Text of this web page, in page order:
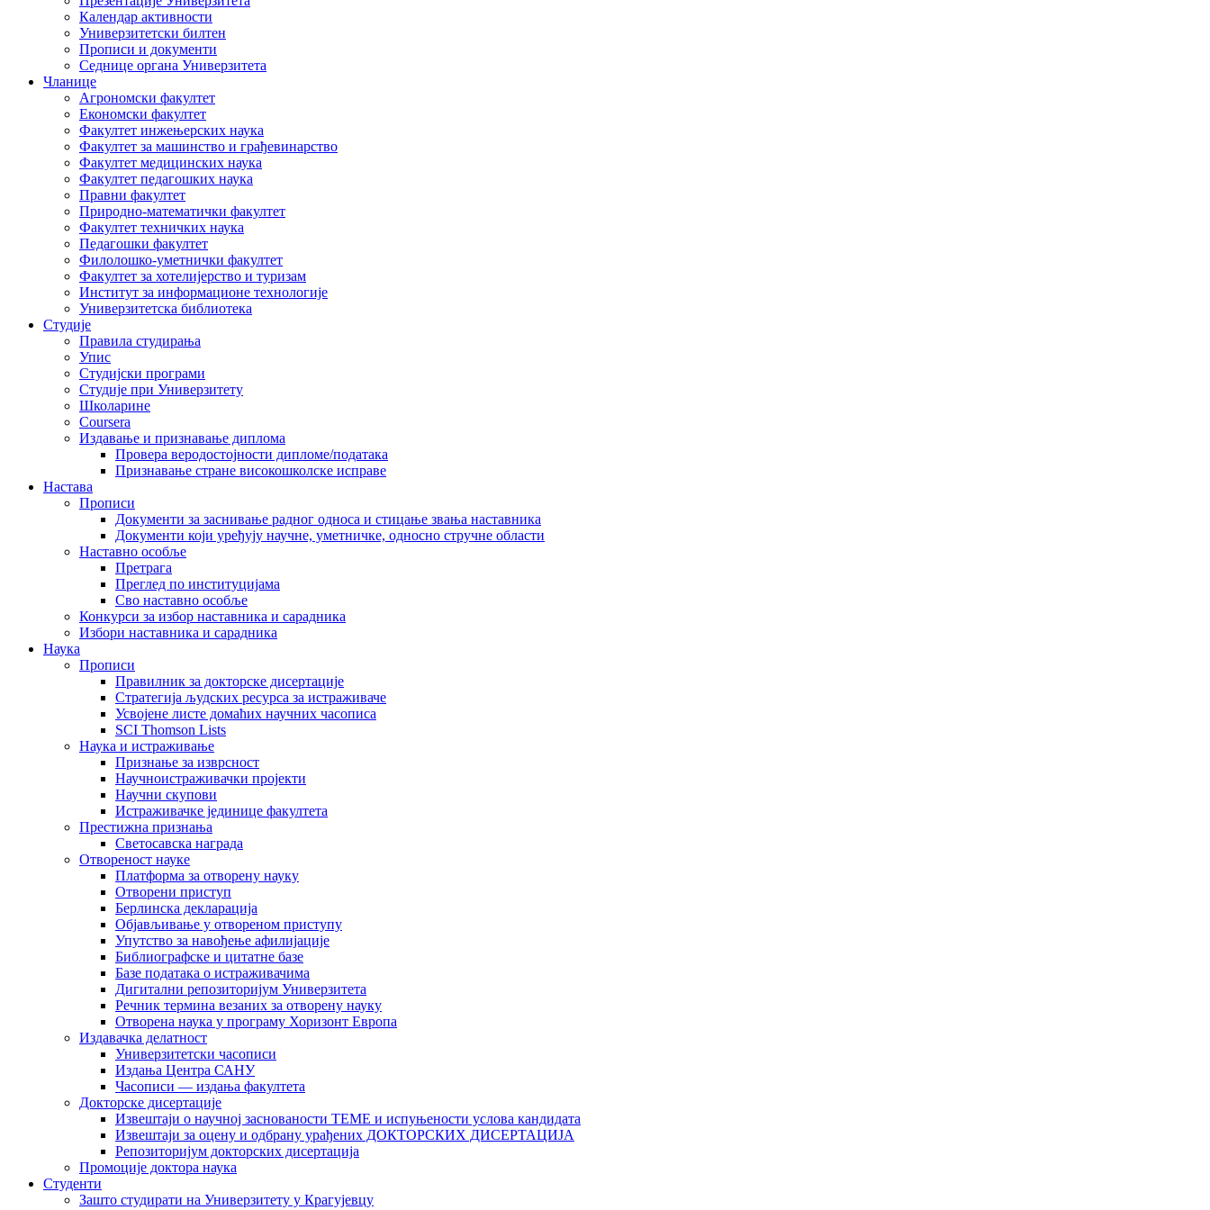
Календар активности
Универзитетски билтен
Прописи и документи
Седнице органа Универзитета
Чланице
Агрономски факултет
Економски факултет
Факултет инжењерских наука
Факултет за машинство и грађевинарство
Факултет медицинских наука
Факултет педагошких наука
Правни факултет
Природно-математички факултет
Факултет техничких наука
Педагошки факултет
Филолошко-уметнички факултет
Факултет за хотелијерство и туризам
Институт за информационе технологије
Универзитетска библиотека
Студије
Правила студирања
Упис
Студијски програми
Студије при Универзитету
Школарине
Coursera
Издавање и признавање диплома
Провера веродостојности дипломе/података
Признавање стране високошколске исправе
Настава
Прописи
Документи за заснивање радног односа и стицање звања наставника
Документи који уређују научне, уметничке, односно стручне области
Наставно особље
Претрага
Преглед по институцијама
Сво наставно особље
Конкурси за избор наставника и сарадника
Избори наставника и сарадника
Наука
Прописи
Правилник за докторске дисертације
Стратегија људских ресурса за истраживаче
Усвојене листе домаћих научних часописа
SCI Thomson Lists
Наука и истраживање
Признање за изврсност
Научноистраживачки пројекти
Научни скупови
Истраживачке јединице факултета
Престижна признања
Светосавска награда
Отвореност науке
Платформа за отворену науку
Отворени приступ
Берлинска декларација
Објављивање у отвореном приступу
Упутство за навођење афилијације
Библиографске и цитатне базе
Базе података о истраживачима
Дигитални репозиторијум Универзитета
Рeчник термина везаних за отворену науку
Отворена наука у програму Хоризонт Европа
Издавачка делатност
Универзитетски часописи
Издања Центра САНУ
Часописи — издања факултета
Докторске дисертације
Извештаји о научној заснованости ТЕМЕ и испуњености услова кандидата
Извештаји за оцену и одбрану урађених ДОКТОРСКИХ ДИСЕРТАЦИЈА
Репозиторијум докторских дисертација
Промоције доктора наука
Студенти
Зашто студирати на Универзитету у Крагујевцу